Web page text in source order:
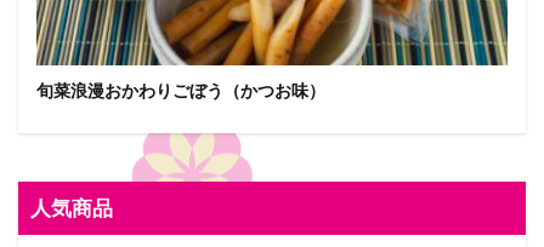
旬菜浪漫おかわりごぼう（かつお味）
人気商品